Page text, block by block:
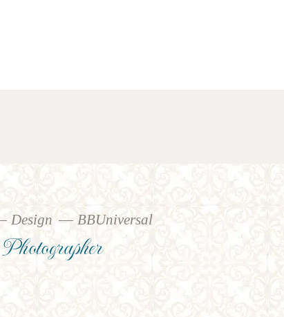
Design BBUniversal